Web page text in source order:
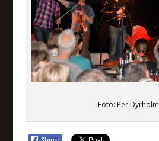
Foto: Per Dyrholm